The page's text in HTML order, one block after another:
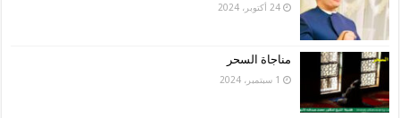
24 أكتوبر، 2024
مناجاة السحر
1 سبتمبر، 2024